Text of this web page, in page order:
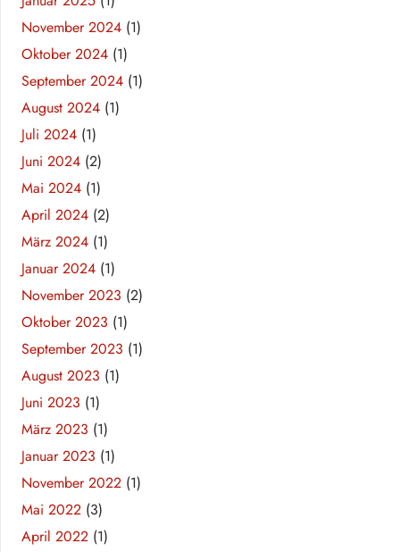
November 2024 (1)
Oktober 2024 (1)
September 2024 (1)
August 2024 (1)
Juli 2024 (1)
Juni 2024 (2)
Mai 2024 (1)
April 2024 (2)
März 2024 (1)
Januar 2024 (1)
November 2023 (2)
Oktober 2023 (1)
September 2023 (1)
August 2023 (1)
Juni 2023 (1)
März 2023 (1)
Januar 2023 (1)
November 2022 (1)
Mai 2022 (3)
April 2022 (1)